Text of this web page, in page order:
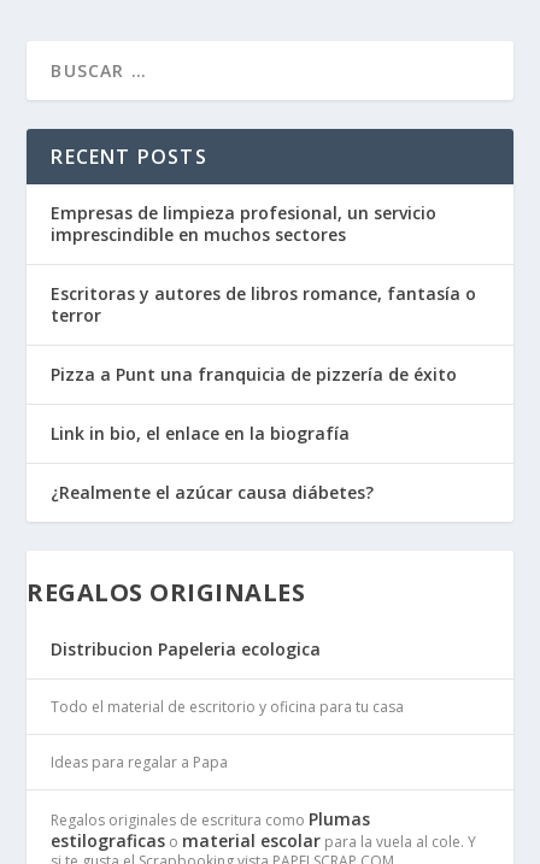
RECENT POSTS
Empresas de limpieza profesional, un servicio
imprescindible en muchos sectores
Escritoras y autores de libros romance, fantasía o
terror
Pizza a Punt una franquicia de pizzería de éxito
Link in bio, el enlace en la biografía
¿Realmente el azúcar causa diábetes?
REGALOS ORIGINALES
Distribucion Papeleria ecologica
Todo el material de escritorio y oficina para tu casa
Ideas para regalar a Papa
Regalos originales de escritura como Plumas
estilograficas o material escolar para la vuela al cole. Y